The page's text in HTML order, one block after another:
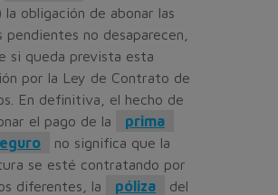
la obligación de abonar las
pendientes no desaparecen,
si queda prevista esta
por la Ley de Contrato de
En definitiva, el hecho de
el pago de la
prima
no significa que la
se esté contratando por
diferentes, la
póliza
del